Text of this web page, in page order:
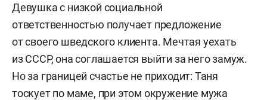
Девушка с низкой социальной
ответственностью получает предложение
от своего шведского клиента. Мечтая уехать
из СССР, она соглашается выйти за него замуж.
Но за границей счастье не приходит: Таня
тоскует по маме, при этом окружение мужа